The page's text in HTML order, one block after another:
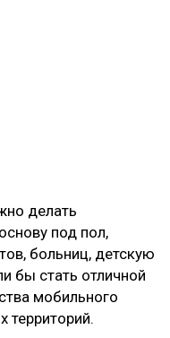
делать
под пол,
больниц, детскую
бы стать отличной
мобильного
территорий.